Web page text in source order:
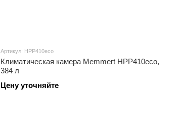
Артикул: HPP410eco
Климатическая камера Memmert HPP410eco,
384 л
Цену уточняйте